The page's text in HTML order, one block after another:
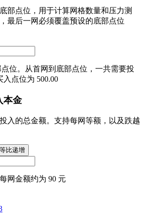
部点位，用于计算网格数量和压力测
最后一网必须覆盖预设的底部点位
点位。从首网到底部点位，一共需要投
入点位为 500.00
本金
入的总金额。支持每网等额，以及跌越
等比递增
网金额约为 90 元